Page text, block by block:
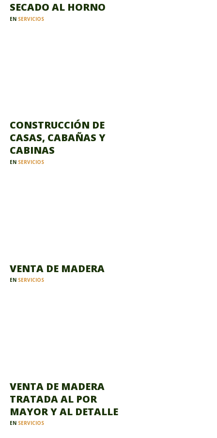
SECADO AL HORNO
EN SERVICIOS
CONSTRUCCIÓN DE
CASAS, CABAÑAS Y
CABINAS
EN SERVICIOS
VENTA DE MADERA
EN SERVICIOS
VENTA DE MADERA
TRATADA AL POR
MAYOR Y AL DETALLE
EN SERVICIOS